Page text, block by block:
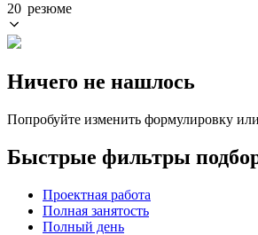
20 резюме
Ничего не нашлось
Попробуйте изменить формулировку
Быстрые фильтры
Проектная работа
Полная занятость
Полный день